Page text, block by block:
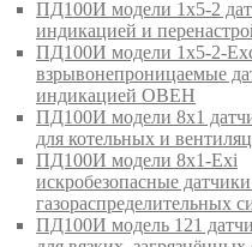
ПД100И модели 1х5-2
индикацией и
ПД100И модели 1х5-2-
взрывонепроницаемые
индикацией ОВЕН
ПД100И модели 8х1
для котельных и
ПД100И модели 8х1-Exi
искробезопасные
газораспределительных
ПД100И модель 121